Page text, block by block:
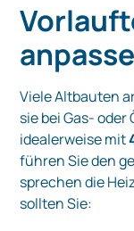
Viele Altbauten
sie bei Gas‑
idealerweise mit
führen Sie den
sprechen die
sollten Sie: